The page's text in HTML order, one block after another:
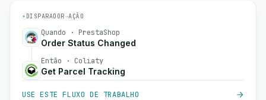
⚡ DISPARADOR→AÇÃO
Quando · PrestaShop
Order Status Changed
Então · Coliaty
Get Parcel Tracking
USE ESTE FLUXO DE TRABALHO